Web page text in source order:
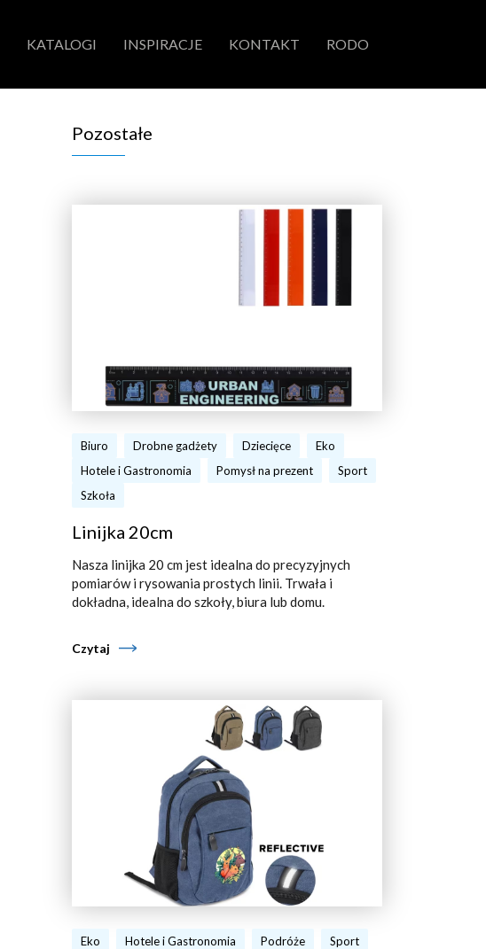
KATALOGI INSPIRACJE KONTAKT RODO
Pozostałe
Biuro Drobne gadżety Dziecięce
Eko
Hotele i Gastronomia
Pomysł na prezent
Sport
Szkoła
Linijka 20cm
Nasza linijka 20 cm jest idealna do precyzyjnych
pomiarów i rysowania prostych linii. Trwała i
dokładna, idealna do szkoły, biura lub domu.
Czytaj
Eko Hotele i Gastronomia Podróże
Sport